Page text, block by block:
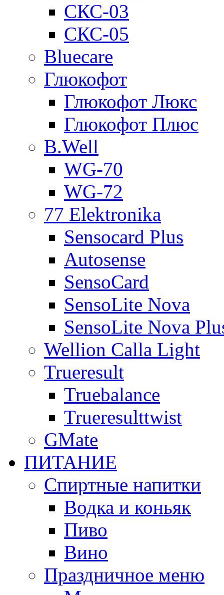
СКС-03
СКС-05
Bluecare
Глюкофот
Глюкофот Люкс
Глюкофот Плюс
B.Well
WG-70
WG-72
77 Elektronika
Sensocard Plus
Autosense
SensoCard
SensoLite Nova
SensoLite Nova
Wellion Calla Light
Trueresult
Truebalance
Trueresulttwist
GMate
ПИТАНИЕ
Спиртные напитки
Водка и коньяк
Пиво
Вино
Праздничное меню